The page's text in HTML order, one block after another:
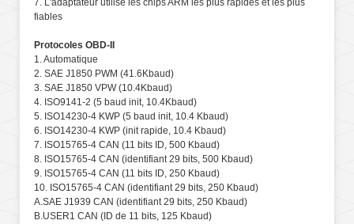
7. L'adaptateur utilise les chips ARM les plus rapides et les plus
fiables
Protocoles OBD-II
1. Automatique
2. SAE J1850 PWM (41.6Kbaud)
3. SAE J1850 VPW (10.4Kbaud)
4. ISO9141-2 (5 baud init, 10.4Kbaud)
5. ISO14230-4 KWP (5 baud init, 10.4 Kbaud)
6. ISO14230-4 KWP (init rapide, 10.4 Kbaud)
7. ISO15765-4 CAN (11 bits ID, 500 Kbaud)
8. ISO15765-4 CAN (identifiant 29 bits, 500 Kbaud)
9. ISO15765-4 CAN (11 bits ID, 250 Kbaud)
10. ISO15765-4 CAN (identifiant 29 bits, 250 Kbaud)
A.SAE J1939 CAN (identifiant 29 bits, 250 Kbaud)
B.USER1 CAN (ID de 11 bits, 125 Kbaud)